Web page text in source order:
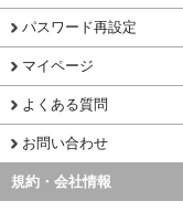
パスワード再設定
マイページ
よくある質問
お問い合わせ
規約・会社情報